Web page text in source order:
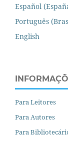
Español
Português
English
Para Leitores
Para Autores
Para